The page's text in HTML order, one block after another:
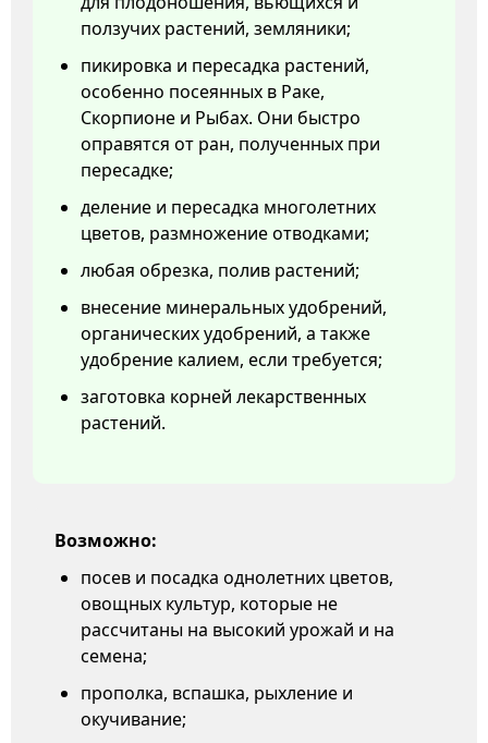
ползучих растений, земляники;
пикировка и пересадка растений,
особенно посеянных в Раке,
Скорпионе и Рыбах. Они быстро
оправятся от ран, полученных при
пересадке;
деление и пересадка многолетних
цветов, размножение отводками;
любая обрезка, полив растений;
внесение минеральных удобрений,
органических удобрений, а также
удобрение калием, если требуется;
заготовка корней лекарственных
растений.
Возможно:
посев и посадка однолетних цветов,
овощных культур, которые не
рассчитаны на высокий урожай и на
семена;
прополка, вспашка, рыхление и
окучивание;